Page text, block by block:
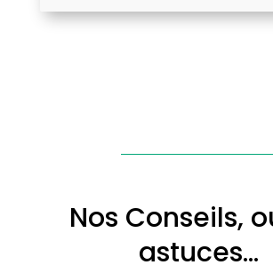
Nos Conseils,
astuces…